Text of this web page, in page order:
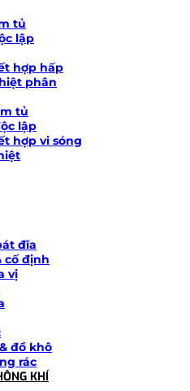
tủ
lập
hợp hấp
phân
tủ
lập
hợp vi sóng
đĩa
cố định
vị
đồ khô
rác
KHÍ